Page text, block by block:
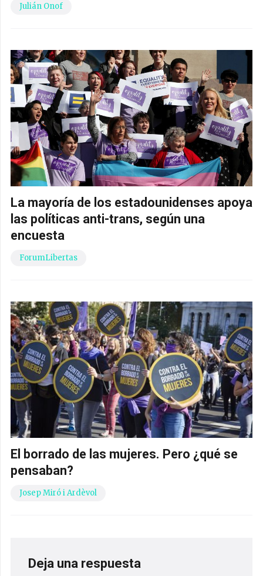
Julián Onof
La mayoría de los estadounidenses apoya
las políticas anti-trans, según una
encuesta
ForumLibertas
El borrado de las mujeres. Pero ¿qué se
pensaban?
Josep Miró i Ardèvol
Deja una respuesta